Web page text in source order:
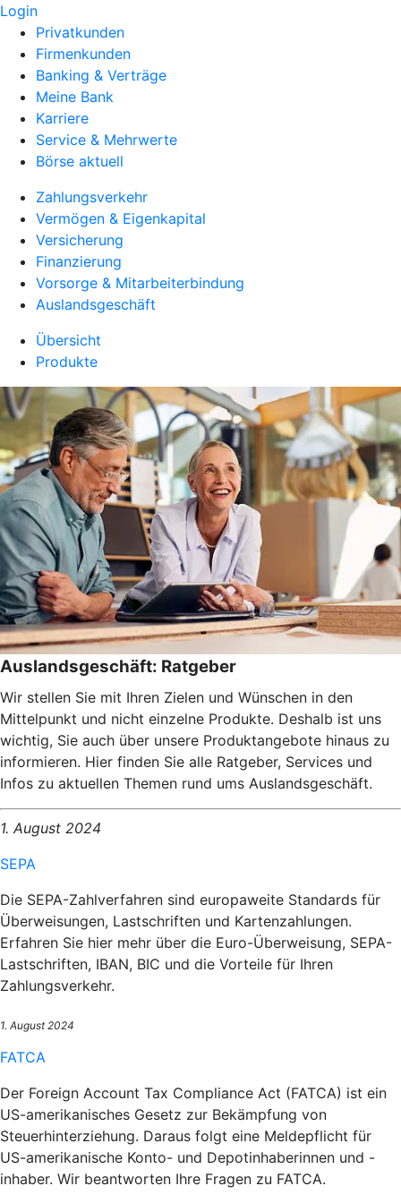
Login
Privatkunden
Firmenkunden
Banking & Verträge
Meine Bank
Karriere
Service & Mehrwerte
Börse aktuell
Zahlungsverkehr
Vermögen & Eigenkapital
Versicherung
Finanzierung
Vorsorge & Mitarbeiterbindung
Auslandsgeschäft
Übersicht
Produkte
Auslandsgeschäft: Ratgeber
Wir stellen Sie mit Ihren Zielen und Wünschen in den
Mittelpunkt und nicht einzelne Produkte. Deshalb ist uns
wichtig, Sie auch über unsere Produktangebote hinaus zu
informieren. Hier finden Sie alle Ratgeber, Services und
Infos zu aktuellen Themen rund ums Auslandsgeschäft.
1. August 2024
SEPA
Die SEPA-Zahlverfahren sind europaweite Standards für
Überweisungen, Lastschriften und Kartenzahlungen.
Erfahren Sie hier mehr über die Euro-Überweisung, SEPA-
Lastschriften, IBAN, BIC und die Vorteile für Ihren
Zahlungsverkehr.
1. August 2024
FATCA
Der Foreign Account Tax Compliance Act (FATCA) ist ein
US-amerikanisches Gesetz zur Bekämpfung von
Steuerhinterziehung. Daraus folgt eine Meldepflicht für
US-amerikanische Konto- und Depotinhaberinnen und -
inhaber. Wir beantworten Ihre Fragen zu FATCA.